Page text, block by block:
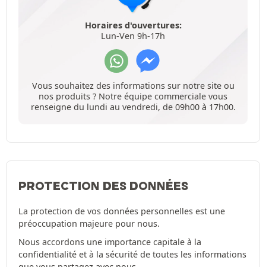
Horaires d'ouvertures:
Lun-Ven 9h-17h
Vous souhaitez des informations sur notre site ou
nos produits ? Notre équipe commerciale vous
renseigne du lundi au vendredi, de 09h00 à 17h00.
PROTECTION DES DONNÉES
La protection de vos données personnelles est une
préoccupation majeure pour nous.
Nous accordons une importance capitale à la
confidentialité et à la sécurité de toutes les informations